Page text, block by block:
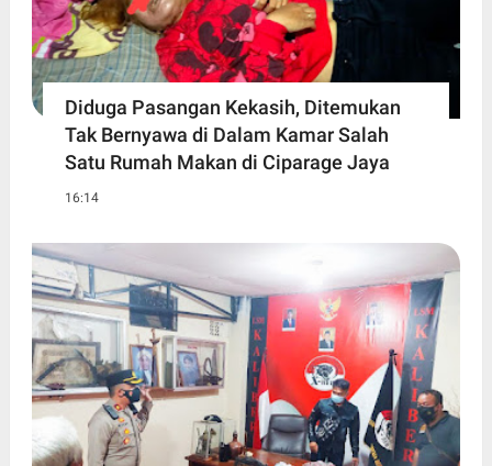
Diduga Pasangan Kekasih, Ditemukan
Tak Bernyawa di Dalam Kamar Salah
Satu Rumah Makan di Ciparage Jaya
16:14